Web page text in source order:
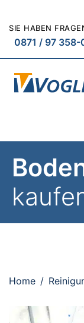
SIE HABEN
0871 / 97 358-
Home